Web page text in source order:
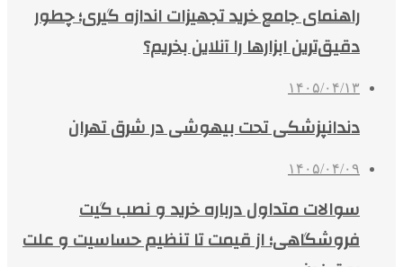
راهنمای جامع خرید تجهیزات اندازه گیری؛ چطور
دقیق‌ترین ابزارها را آنلاین بخریم؟
۱۴۰۵/۰۴/۱۳
دندانپزشکی تحت بیهوشی در شرق تهران
۱۴۰۵/۰۴/۰۹
سوالات متداول درباره خرید و نصب گیت
فروشگاهی؛ از قیمت تا تنظیم حساسیت و علت